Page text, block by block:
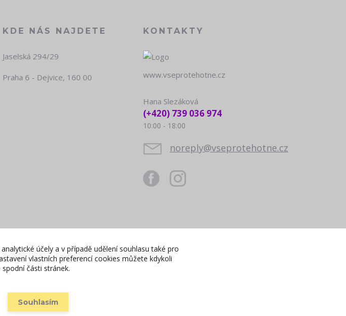
KDE NÁS NAJDETE
Jaselská 294/29
Praha 6 - Dejvice, 160 00
KONTAKTY
www.vseprotehotne.cz
Hana Slezáková
(+420) 739 036 974
10:00 - 18:00
noreply@vseprotehotne.cz
účely a v případě udělení souhlasu také pro
vlastních preferencí cookies můžete kdykoli
části stránek.
Souhlasím